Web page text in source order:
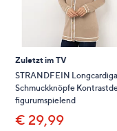
Zuletzt im TV
STRANDFEIN
Schmuckknöpfe
figurumspielend
€ 29,99